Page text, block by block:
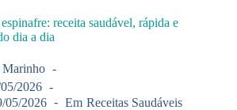
receita saudável, rápida e
dia a dia
Marinho
2026
05/2026 Em Receitas Saudáveis